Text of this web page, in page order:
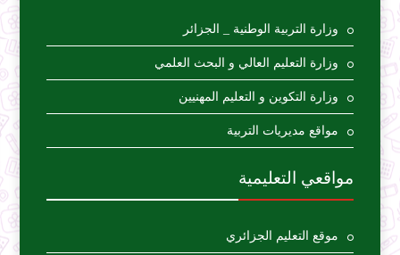
وزارة التربية الوطنية _ الجزائر
وزارة التعليم العالي و البحث العلمي
وزارة التكوين و التعليم المهنيين
مواقع مديريات التربية
مواقعي التعليمية
موقع التعليم الجزائري